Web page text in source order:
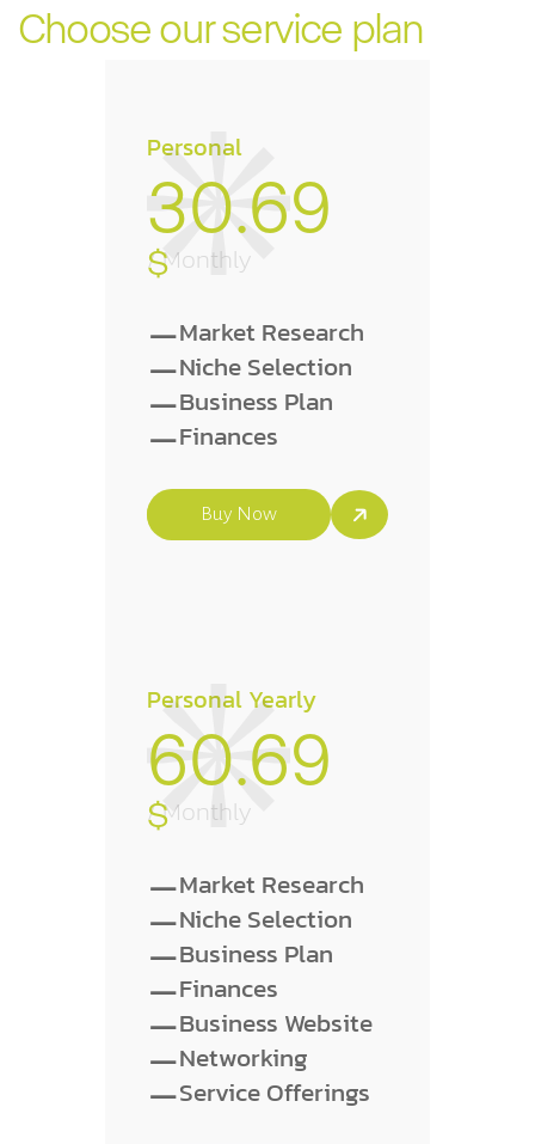
Choose our service plan
Personal
30.69
$
/ Monthly
-Market Research
-Niche Selection
-Business Plan
-Finances
Buy Now
Personal Yearly
60.69
$
/ Monthly
-Market Research
-Niche Selection
-Business Plan
-Finances
-Business Website
-Networking
-Service Offerings